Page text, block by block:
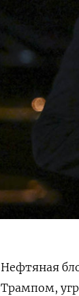
Нефтяная
Трампом,